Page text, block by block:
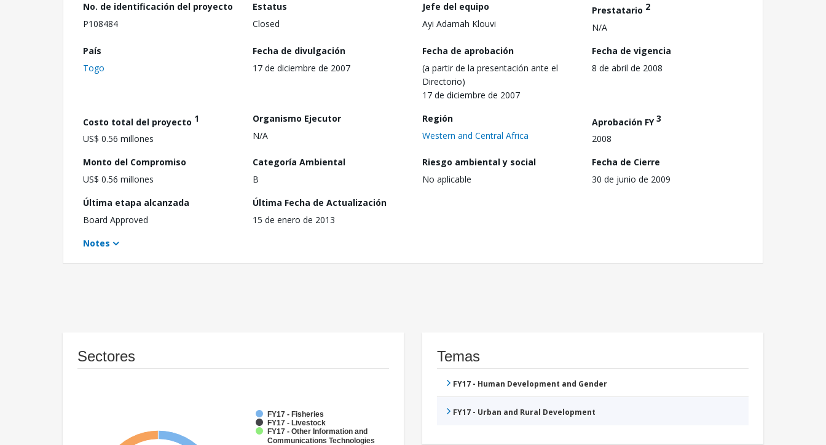
No. de identificación del proyecto
P108484
Estatus
Closed
Jefe del equipo
Ayi Adamah Klouvi
Prestatario 2
N/A
País
Togo
Fecha de divulgación
17 de diciembre de 2007
Fecha de aprobación
(a partir de la presentación ante el
Directorio)
17 de diciembre de 2007
Fecha de vigencia
8 de abril de 2008
Costo total del proyecto 1
US$ 0.56 millones
Organismo Ejecutor
N/A
Región
Western and Central Africa
Aprobación FY3
2008
Monto del Compromiso
US$ 0.56 millones
Categoría Ambiental
B
Riesgo ambiental y social
No aplicable
Fecha de Cierre
30 de junio de 2009
Última etapa alcanzada
Board Approved
Última Fecha de Actualización
15 de enero de 2013
Notes
Sectores
FY17 - Fisheries
FY17 - Livestock
FY17 - Other Information and
Communications Technologies
Temas
FY17 - Human Development and Gender
FY17 - Urban and Rural Development